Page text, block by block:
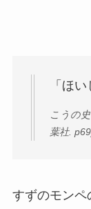
「ほ
こうの
葉社.
すずのモンペ